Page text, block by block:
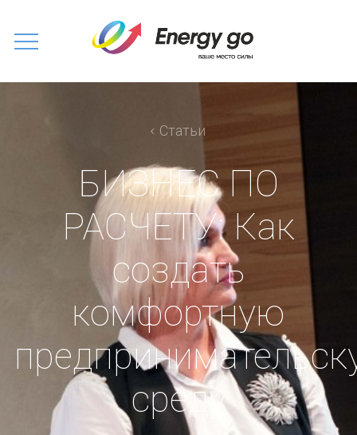
Статьи
БИЗНЕС ПО
РАСЧЕТУ: Как
создать
комфортную
среду